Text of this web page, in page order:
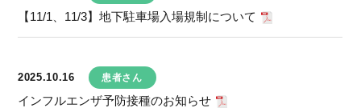
【11/1、11/3】地下駐車場入場規制について
2025.10.16 患者さん
インフルエンザ予防接種のお知らせ